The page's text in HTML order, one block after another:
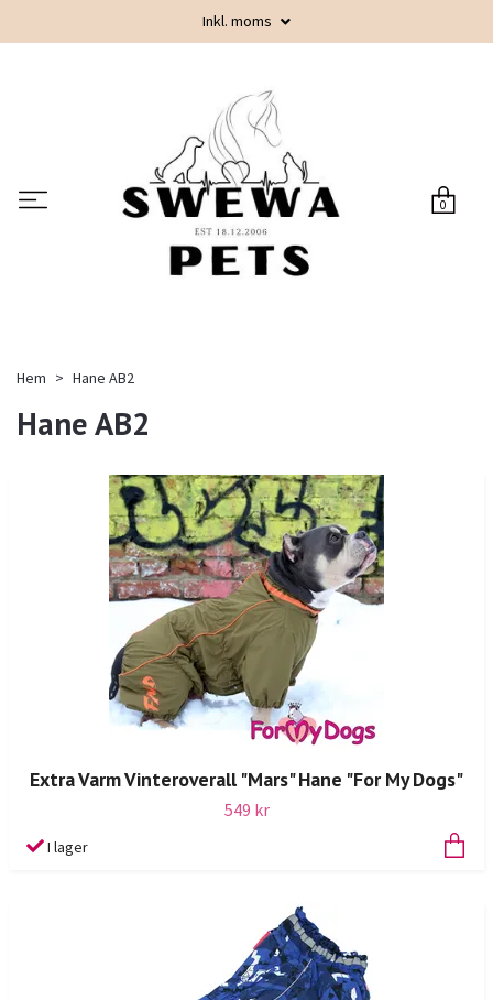
Inkl. moms
0
Hem Hane AB2
Hane AB2
Extra Varm Vinteroverall "Mars" Hane "For My Dogs"
549 kr
I lager